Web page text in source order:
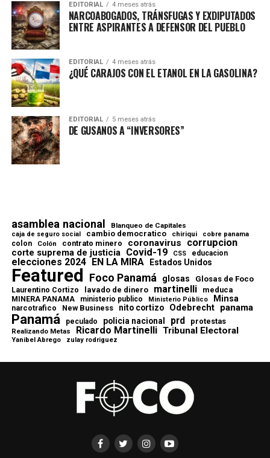
EDITORIAL 4 meses atrás
NARCOABOGADOS, TRÁNSFUGAS Y EXDIPUTADOS
ENTRE ASPIRANTES A DEFENSOR DEL PUEBLO
EDITORIAL 4 meses atrás
¿QUÉ CARAJOS CON EL ETANOL EN LA GASOLINA?
EDITORIAL 5 meses atrás
DE GUSANOS A “INVERSORES”
asamblea nacional Blanqueo de Capitales
caja de seguro social cambio democratico chiriqui cobre panama
colon Colón contrato minero coronavirus corrupcion
corte suprema de justicia Covid-19 CSS educacion
elecciones 2024 EN LA MIRA Estados Unidos
Featured Foco Panamá glosas Glosas de Foco
Laurentino Cortizo lavado de dinero martinelli meduca
MINERA PANAMA ministerio publico Ministerio Público Minsa
narcotrafico New Business nito cortizo Odebrecht panama
Panamá peculado policia nacional prd protestas
Realizando Metas Ricardo Martinelli Tribunal Electoral
Yanibel Abrego zulay rodriguez